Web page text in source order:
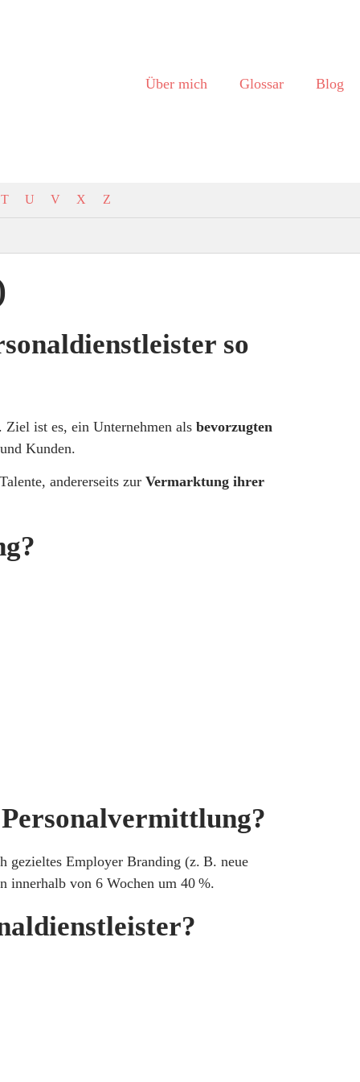
Über mich Glossar Blog
T U V X Z
so
Ziel ist es, ein Unternehmen als bevorzugten
Kunden.
andererseits zur Vermarktung ihrer
gezieltes Employer Branding (z. B. neue
innerhalb von 6 Wochen um 40 %.